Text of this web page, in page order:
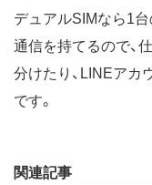
デュアルSIMなら1
通信を持てるので、
分けたり、LINEアカ
です。
関連記事